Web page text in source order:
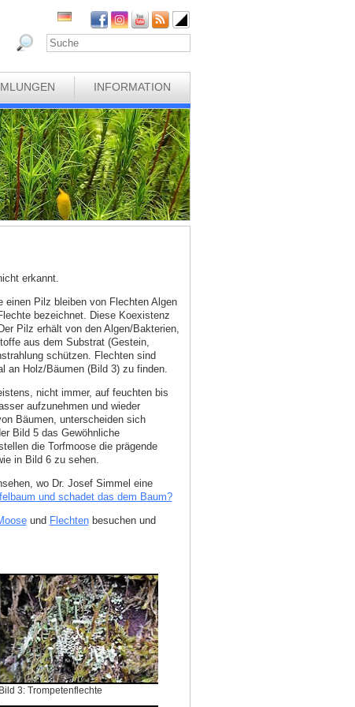
INFORMATION
erkannt.
einen Pilz bleiben von Flechten Algen
bezeichnet. Diese Koexistenz
Pilz erhält von den Algen/Bakterien,
aus dem Substrat (Gestein,
schützen. Flechten sind
an Holz/Bäumen (Bild 3) zu finden.
nicht immer, auf feuchten bis
aufzunehmen und wieder
Bäumen, unterscheiden sich
Bild 5 das Gewöhnliche
die Torfmoose die prägende
in Bild 6 zu sehen.
wo Dr. Josef Simmel eine
und schadet das dem Baum?
und Flechtenbesuchen und
Bild 3: Trompetenflechte